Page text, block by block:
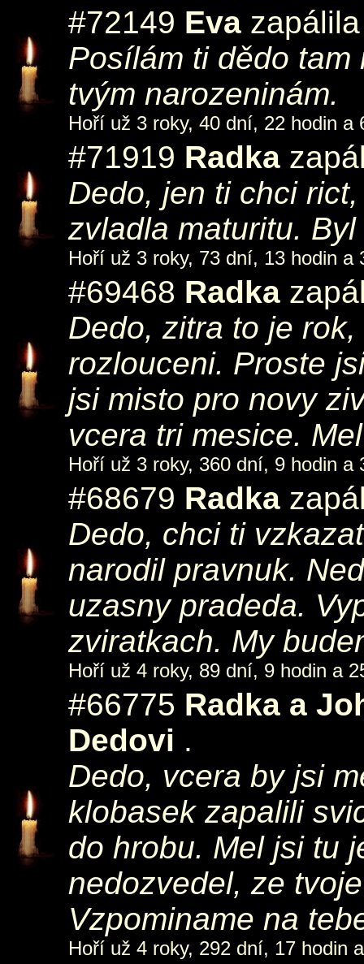
#72149 Eva
Posílám ti dědo
tvým narozeninám.
Hoří už 3 roky, 40 dní, 22 hodin a
#71919 Radka
Dedo, jen ti chci
zvladla maturitu.
Hoří už 3 roky, 73 dní, 13 hodin a
#69468 Radka
Dedo, zitra to je
rozlouceni. Proste
jsi misto pro novy
vcera tri mesice.
Hoří už 3 roky, 360 dní, 9 hodin a
#68679 Radka
Dedo, chci ti
narodil pravnuk.
uzasny pradeda.
zviratkach. My
Hoří už 4 roky, 89 dní, 9 hodin a
#66775 Radka a
Dedovi .
Dedo, vcera by jsi
klobasek zapalili
do hrobu. Mel jsi tu
nedozvedel, ze
Vzpominame na
Hoří už 4 roky, 292 dní, 17 hodin